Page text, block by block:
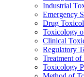
Industrial
Emergency
Drug
Toxicology
Clinical
Regulatory
Treatment
Toxicology